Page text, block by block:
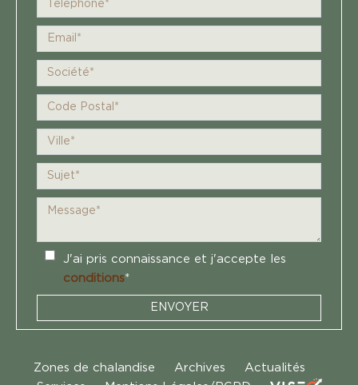
J'ai pris connaissance et j'accepte les
conditions*
ENVOYER
Zones de chalandise Archives
Actualités